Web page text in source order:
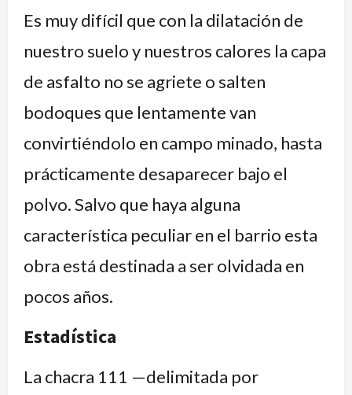
Es muy difícil que con la dilatación de
nuestro suelo y nuestros calores la capa
de asfalto no se agriete o salten
bodoques que lentamente van
convirtiéndolo en campo minado, hasta
prácticamente desaparecer bajo el
polvo. Salvo que haya alguna
característica peculiar en el barrio esta
obra está destinada a ser olvidada en
pocos años.
Estadística
La chacra 111 —delimitada por